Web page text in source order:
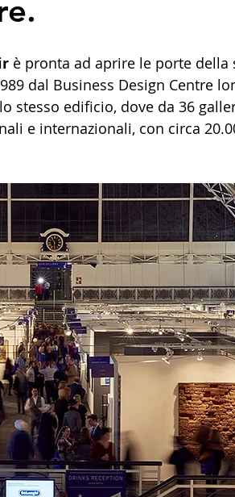
è pronta ad aprire le porte della
dal Business Design Centre
stesso edificio, dove da 36
e internazionali, con circa